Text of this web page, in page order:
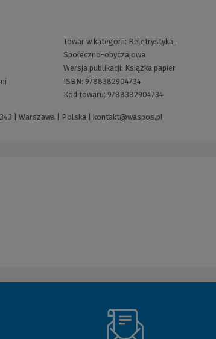
Towar w kategorii: Beletrystyka,
Społeczno-obyczajowa
Wersja publikacji: Książka papier
ISBN: 9788382904734
Kod towaru: 9788382904734
| Warszawa | Polska | kontakt@waspos.pl